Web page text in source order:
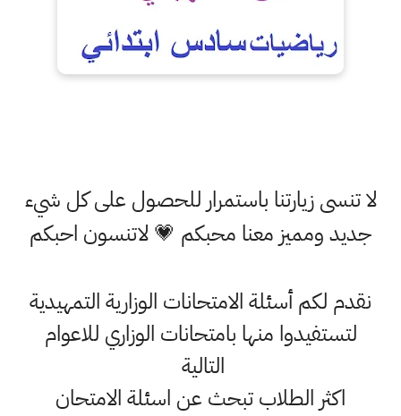
لا تنسى زيارتنا باستمرار للحصول على كل شيء
جديد ومميز معنا محبكم 💗 لاتنسون احبكم
نقدم لكم أسئلة الامتحانات الوزارية التمهيدية
لتستفيدوا منها بامتحانات الوزاري للاعوام
التالية
اكثر الطلاب تبحث عن اسئلة الامتحان